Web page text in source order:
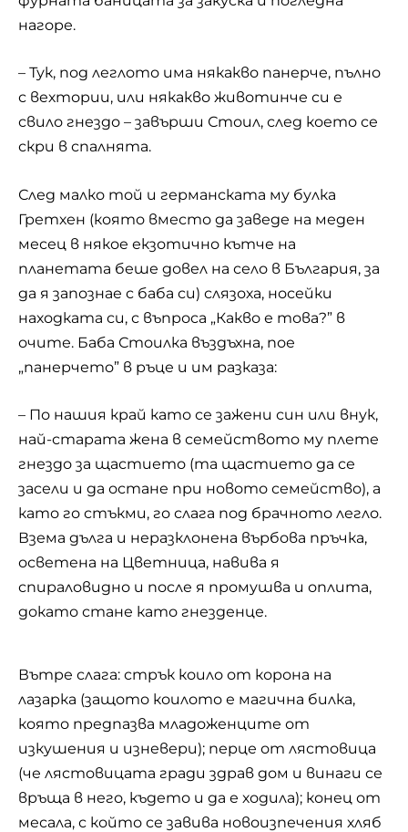
нагоре.
– Тук, под леглото има някакво панерче, пълно
с вехтории, или някакво животинче си е
свило гнездо – завърши Стоил, след което се
скри в спалнята.
След малко той и германската му булка
Гретхен (която вместо да заведе на меден
месец в някое екзотично кътче на
планетата беше довел на село в България, за
да я запознае с баба си) слязоха, носейки
находката си, с въпроса „Какво е това?” в
очите. Баба Стоилка въздъхна, пое
„панерчето” в ръце и им разказа:
– По нашия край като се зажени син или внук,
най-старата жена в семейството му плете
гнездо за щастието (та щастието да се
засели и да остане при новото семейство), а
като го стъкми, го слага под брачното легло.
Взема дълга и неразклонена върбова пръчка,
осветена на Цветница, навива я
спираловидно и после я промушва и оплита,
докато стане като гнезденце.
Вътре слага: стрък коило от корона на
лазарка (защото коилото е магична билка,
която предпазва младоженците от
изкушения и изневери); перце от лястовица
(че лястовицата гради здрав дом и винаги се
връща в него, където и да е ходила); конец от
месала, с който се завива новоизпечения хляб